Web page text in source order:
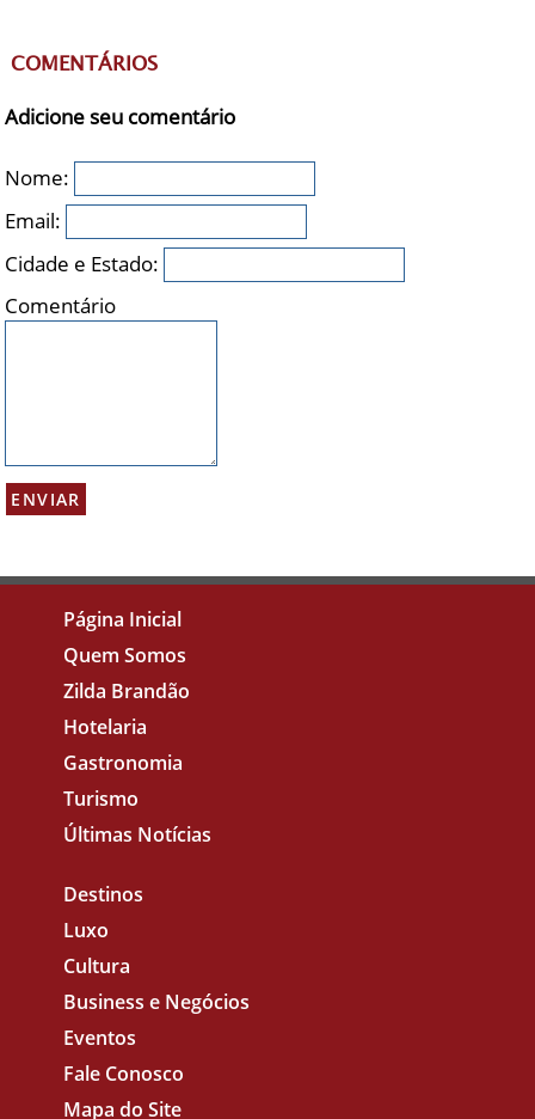
COMENTÁRIOS
Adicione seu comentário
Nome:
Email:
Cidade e Estado:
Comentário
Página Inicial
Quem Somos
Zilda Brandão
Hotelaria
Gastronomia
Turismo
Últimas Notícias
Destinos
Luxo
Cultura
Business e Negócios
Eventos
Fale Conosco
Mapa do Site